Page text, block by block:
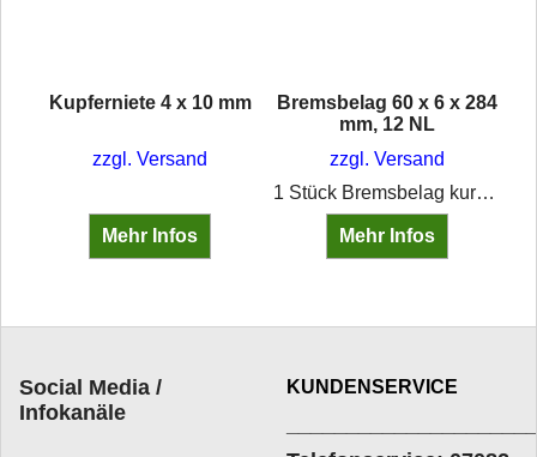
Kupferniete 4 x 10 mm
zzgl. Versand
Mehr Infos
Bremsbelag 60 x 6 x 284
mm, 12 NL
zzgl. Versand
1 Stück Bremsbelag kurz (pro Einheit wird ein kurzer und ein langer Belag benötigt) Kombinationsbelag Klick hierMaße: 60x6x284 mm12 Nietenlöcherfür Nieten 4x10 mm ( Müssen separat bestellt werden)Für Bremstrommel Innendurchmesser 350 mm
Mehr Infos
Social Media /
Infokanäle
_________________________
KUNDENSERVICE